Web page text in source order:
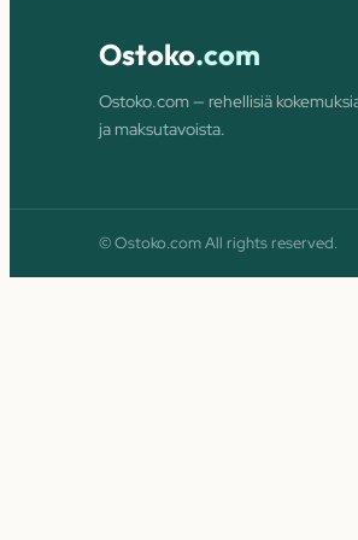
Ostoko.com
Ostoko.com — rehellisiä
ja maksutavoista.
© Ostoko.com All rights reserved.